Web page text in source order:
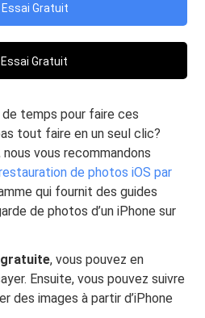
Essai Gratuit
Essai Gratuit
de temps pour faire ces
tout faire en un seul clic?
vous recommandons
de photos iOS par
qui fournit des guides
de photos d’un iPhone sur
, vous pouvez en
Ensuite, vous pouvez suivre
des images à partir d’iPhone